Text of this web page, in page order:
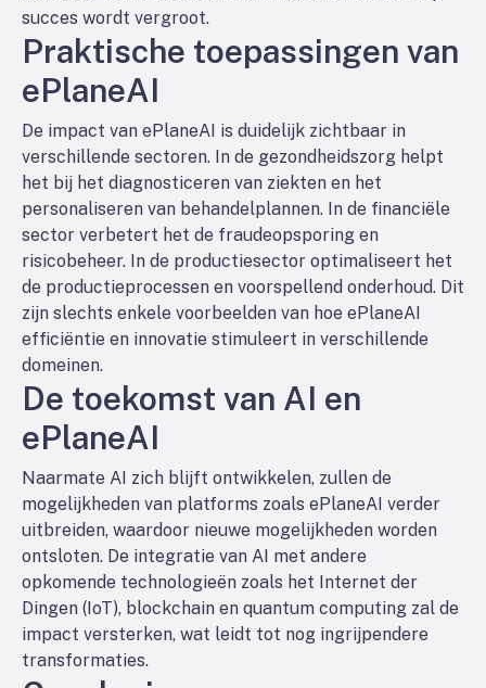
succes wordt vergroot.
Praktische toepassingen van
ePlaneAI
De impact van ePlaneAI is duidelijk zichtbaar in
verschillende sectoren. In de gezondheidszorg helpt
het bij het diagnosticeren van ziekten en het
personaliseren van behandelplannen. In de financiële
sector verbetert het de fraudeopsporing en
risicobeheer. In de productiesector optimaliseert het
de productieprocessen en voorspellend onderhoud. Dit
zijn slechts enkele voorbeelden van hoe ePlaneAI
efficiëntie en innovatie stimuleert in verschillende
domeinen.
De toekomst van AI en
ePlaneAI
Naarmate AI zich blijft ontwikkelen, zullen de
mogelijkheden van platforms zoals ePlaneAI verder
uitbreiden, waardoor nieuwe mogelijkheden worden
ontsloten. De integratie van AI met andere
opkomende technologieën zoals het Internet der
Dingen (IoT), blockchain en quantum computing zal de
impact versterken, wat leidt tot nog ingrijpendere
transformaties.